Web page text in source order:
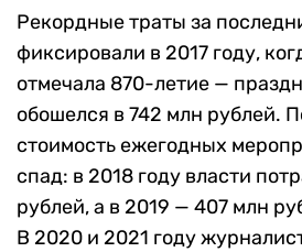
Рекордные траты за
фиксировали в 2017 году,
отмечала 870-летие —
обошелся в 742 млн рублей.
стоимость ежегодных
спад: в 2018 году власти
рублей, а в 2019 — 407 млн
В 2020 и 2021 году